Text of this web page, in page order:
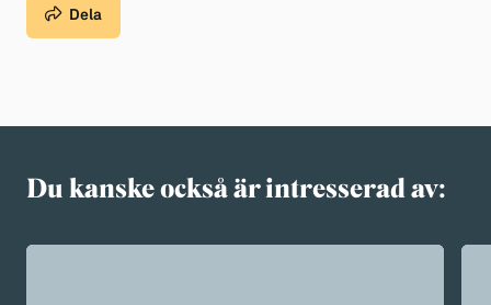
Dela
Du kanske också är intresserad av: